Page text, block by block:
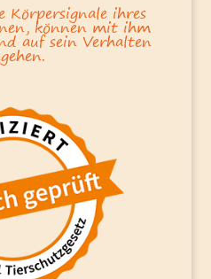
Körpersignale ihres
können mit ihm
auf sein Verhalten